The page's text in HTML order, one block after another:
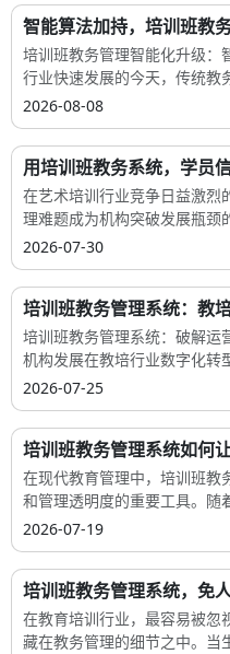
智能算法加持，培训班教
培训班教务管理智能化升级：
行业快速发展的今天，传统教
2026-08-08
用培训班教务系统，学员
在艺术培训行业竞争日益激烈
理难题成为机构突破发展瓶颈
2026-07-30
培训班教务管理系统：教
培训班教务管理系统：破解运
机构发展在教培行业数字化转
2026-07-25
培训班教务管理系统如何
在现代教育管理中，培训班教
和管理透明度的重要工具。随
2026-07-19
培训班教务管理系统，免
在教育培训行业，最容易被忽
藏在教务管理的细节之中。当